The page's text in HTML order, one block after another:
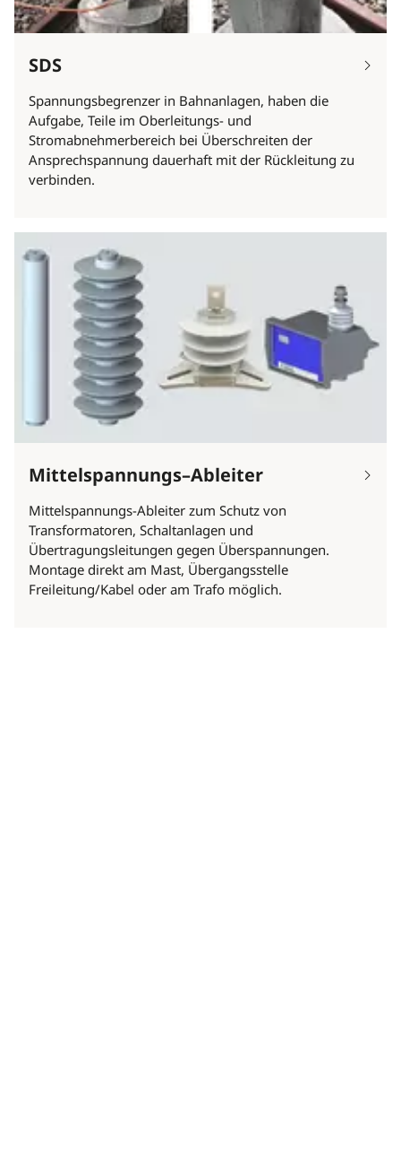
SDS
Spannungsbegrenzer in Bahnanlagen, haben die
Aufgabe, Teile im Oberleitungs- und
Stromabnehmerbereich bei Überschreiten der
Ansprechspannung dauerhaft mit der Rückleitung zu
verbinden.
Mittelspannungs–Ableiter
Mittelspannungs-Ableiter zum Schutz von
Transformatoren, Schaltanlagen und
Übertragungsleitungen gegen Überspannungen.
Montage direkt am Mast, Übergangsstelle
Freileitung/Kabel oder am Trafo möglich.